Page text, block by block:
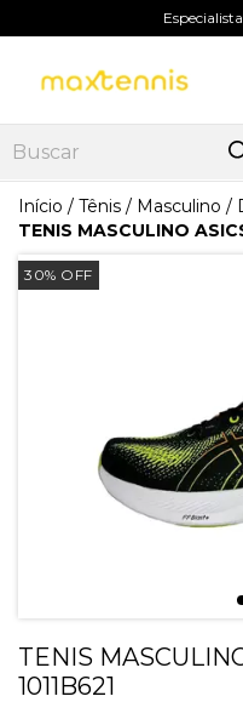
Início / Tênis / Masculino /
TENIS MASCULINO
30% OFF
TENIS
1011B621